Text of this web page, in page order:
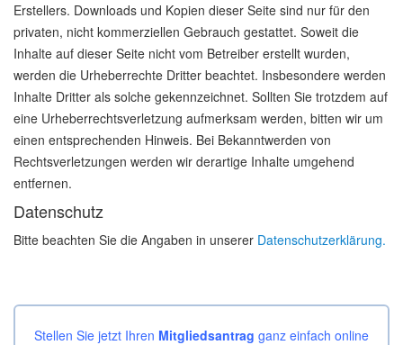
Erstellers. Downloads und Kopien dieser Seite sind nur für den
privaten, nicht kommerziellen Gebrauch gestattet. Soweit die
Inhalte auf dieser Seite nicht vom Betreiber erstellt wurden,
werden die Urheberrechte Dritter beachtet. Insbesondere werden
Inhalte Dritter als solche gekennzeichnet. Sollten Sie trotzdem auf
eine Urheberrechtsverletzung aufmerksam werden, bitten wir um
einen entsprechenden Hinweis. Bei Bekanntwerden von
Rechtsverletzungen werden wir derartige Inhalte umgehend
entfernen.
Datenschutz
Bitte beachten Sie die Angaben in unserer Datenschutzerklärung.
Stellen Sie jetzt Ihren Mitgliedsantrag ganz einfach online